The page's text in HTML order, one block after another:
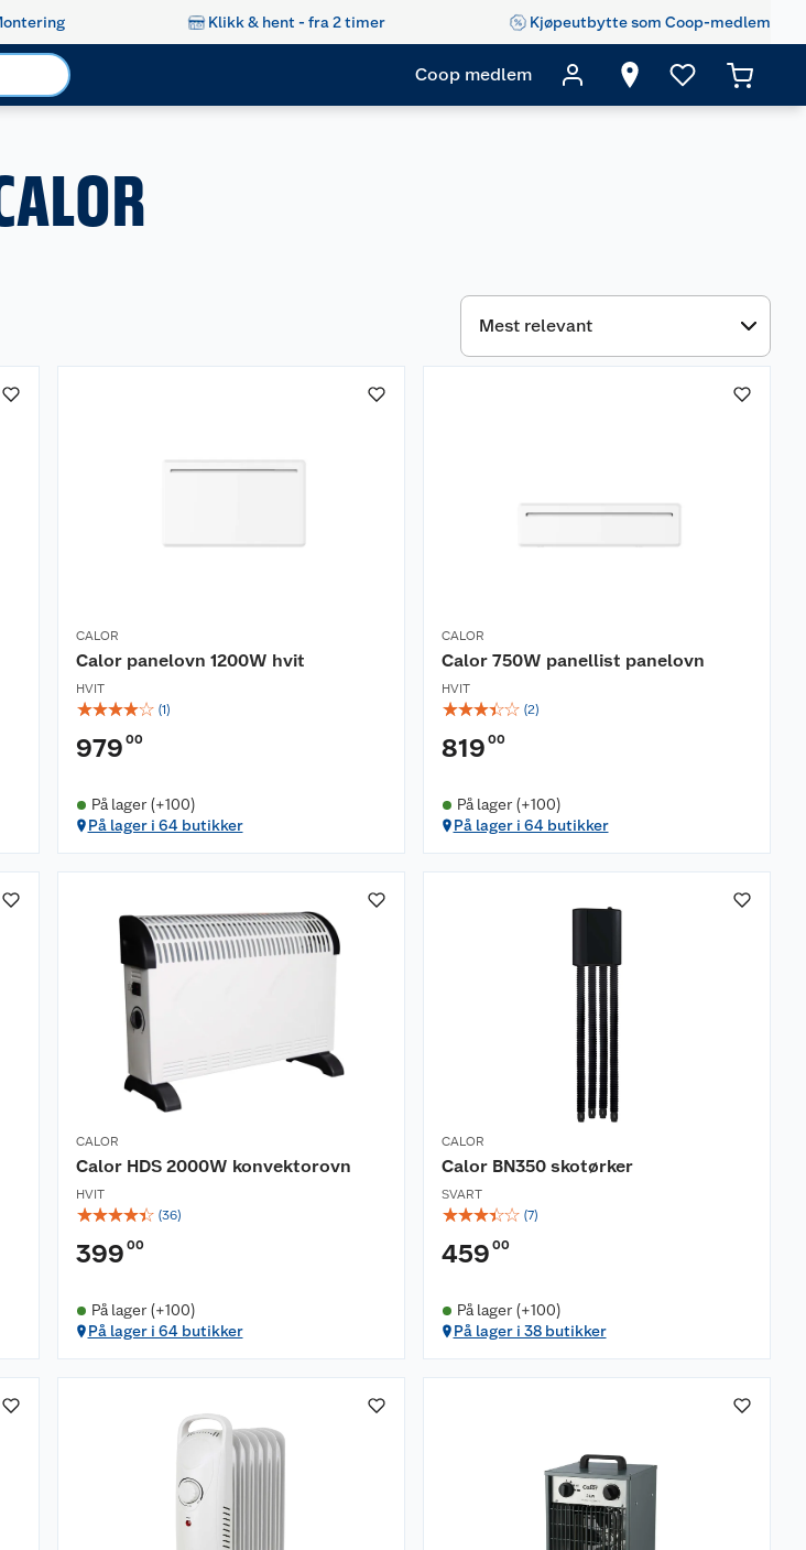
Klikk & hent - fra 2 timer Kjøpeutbytte som Coop-medlem
Coop medlem
CALOR
Calor panelovn 1200W hvit
HVIT
☆☆☆☆☆ (1)
979 00
På lager (+100)
På lager i 64 butikker
CALOR
Calor 750W panellist panelovn
HVIT
☆☆☆☆☆ (2)
819 00
På lager (+100)
På lager i 64 butikker
CALOR
Calor HDS 2000W konvektorovn
HVIT
☆☆☆☆☆ (36)
399 00
På lager (+100)
På lager i 64 butikker
CALOR
Calor BN350 skotørker
SVART
☆☆☆☆☆ (7)
459 00
På lager (+100)
På lager i 38 butikker